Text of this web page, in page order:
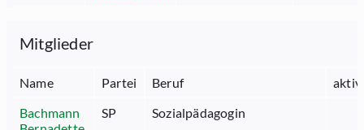
Mitglieder
Name Partei Beruf
aktiv
Bachmann
SP Sozialpädagogin